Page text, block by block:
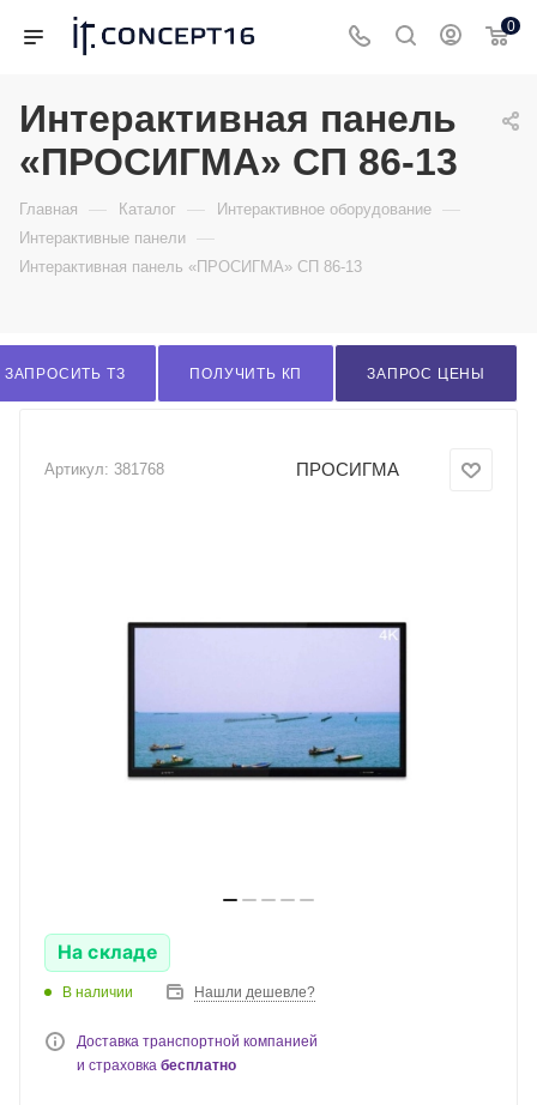
0
Интерактивная панель
«ПРОСИГМА» СП 86-13
Главная — Каталог — Интерактивное оборудование —
Интерактивные панели —
Интерактивная панель «ПРОСИГМА» СП 86-13
ЗАПРОСИТЬ ТЗ ПОЛУЧИТЬ КП ЗАПРОС ЦЕНЫ
Артикул: 381768 ПРОСИГМА
На складе
В наличии Нашли дешевле?
Доставка транспортной компанией
и страховка бесплатно